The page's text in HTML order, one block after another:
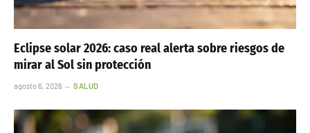
Eclipse solar 2026: caso real alerta sobre riesgos de
mirar al Sol sin protección
agosto 6, 2026 SALUD